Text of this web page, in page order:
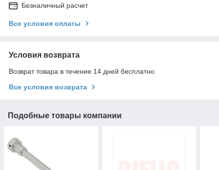
Безналичный расчет
Все условия оплаты
Условия возврата
Возврат товара в течение 14 дней бесплатно
Все условия возврата
Подобные товары компании